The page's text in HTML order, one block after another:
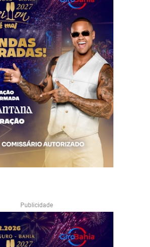
Publicidade